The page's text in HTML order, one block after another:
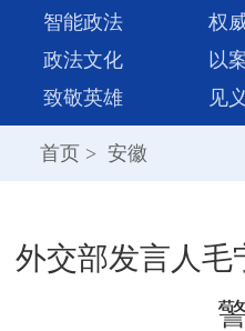
智能政法
权
政法文化
以
致敬英雄
见
首页 > 安徽
外交部发言人毛